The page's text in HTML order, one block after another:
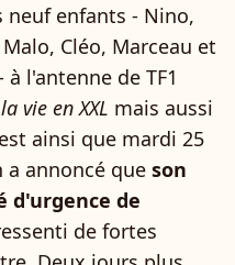
neuf enfants - Nino,
Cléo, Marceau et
à l'antenne de TF1
vie en XXL mais aussi
ainsi que mardi 25
a annoncé que son
d'urgence de
de fortes